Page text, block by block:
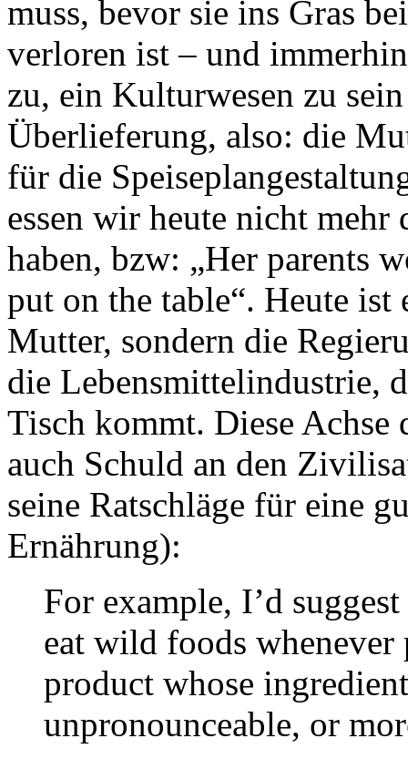
muss, bevor sie ins Gras
verloren ist – und
zu, ein Kulturwesen zu
Überlieferung, also: die
für die
essen wir heute nicht mehr
haben, bzw: „Her parents
put on the table“. Heute ist
Mutter, sondern die
die Lebensmittelindustrie,
Tisch kommt. Diese Achse
auch Schuld an den
seine Ratschläge für eine
Ernährung):
For example, I’d
eat wild foods
product whose
unpronounceable, or